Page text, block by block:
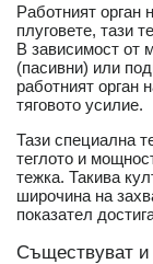
Работният орган
плуговете, тази
В зависимост от
(пасивни) или
работният орган
тяговото усилие.
Тази специална
теглото и
тежка. Такива
широчина на
показател
Съществуват и